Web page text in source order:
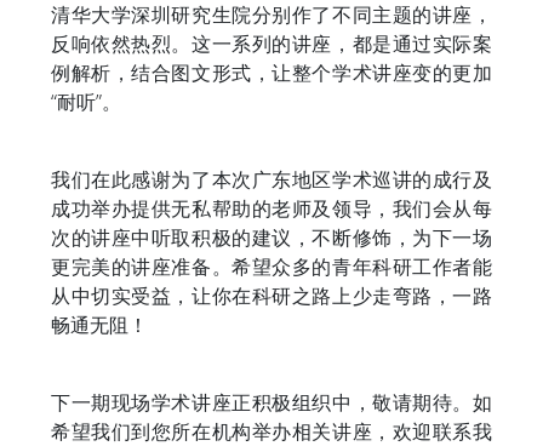
清华大学深圳研究生院分别作了不同主题的讲座，
反响依然热烈。这一系列的讲座，都是通过实际案
例解析，结合图文形式，让整个学术讲座变的更加
“耐听”。
我们在此感谢为了本次广东地区学术巡讲的成行及
成功举办提供无私帮助的老师及领导，我们会从每
次的讲座中听取积极的建议，不断修饰，为下一场
更完美的讲座准备。希望众多的青年科研工作者能
从中切实受益，让你在科研之路上少走弯路，一路
畅通无阻！
下一期现场学术讲座正积极组织中，敬请期待。如
希望我们到您所在机构举办相关讲座，欢迎联系我